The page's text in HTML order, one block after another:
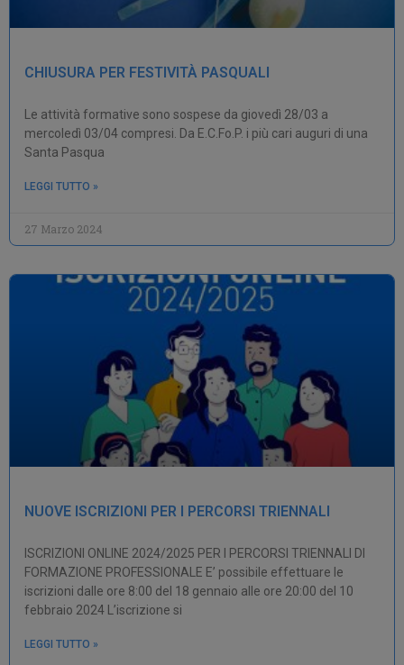
CHIUSURA PER FESTIVITÀ PASQUALI
Le attività formative sono sospese da giovedì 28/03 a
mercoledì 03/04 compresi. Da E.C.Fo.P. i più cari auguri di una
Santa Pasqua
LEGGI TUTTO »
27 Marzo 2024
NUOVE ISCRIZIONI PER I PERCORSI TRIENNALI
ISCRIZIONI ONLINE 2024/2025 PER I PERCORSI TRIENNALI DI
FORMAZIONE PROFESSIONALE E’ possibile effettuare le
iscrizioni dalle ore 8:00 del 18 gennaio alle ore 20:00 del 10
febbraio 2024 L’iscrizione si
LEGGI TUTTO »